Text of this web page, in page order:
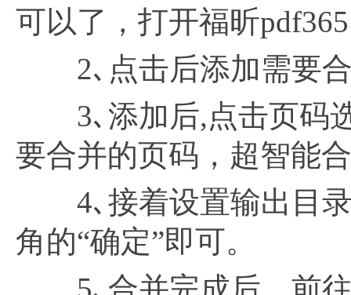
可以了，打开福昕
2､点击后添加需要合
3､添加后,点击页码选
要合并的页码，超智能
4､接着设置输出目录
角的“确定”即可。